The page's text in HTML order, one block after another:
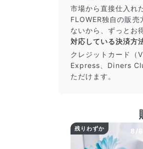
市場から直接仕入れ
FLOWER独自の販
ないから、ずっとお
対応している決済方
クレジットカード
Express、Diners
ただけます。
8/
残りわずか